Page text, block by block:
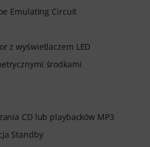
– od początkujących do
uporządkowane lekcje,
techniczne i koncepcje
Twoją grę na basie na
Emulating Circuit
z wyświetlaczem LED
środkami
CD lub playbacków MP3
Standby